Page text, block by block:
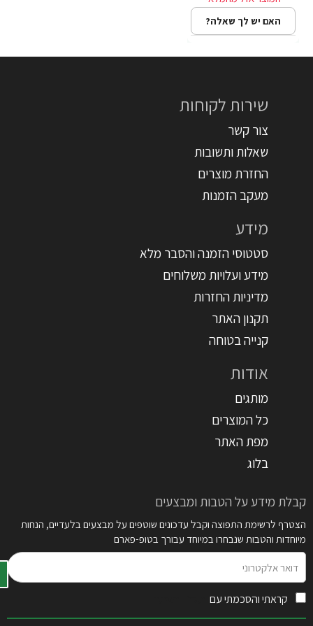
האם יש לך שאלה?
שירות לקוחות
צור קשר
שאלות ותשובות
החזרת מוצרים
מעקב הזמנות
מידע
סטטוסי הזמנה והסבר מלא
מידע ועלויות משלוחים
מדיניות החזרות
תקנון האתר
קנייה בטוחה
אודות
מותגים
כל המוצרים
מפת האתר
בלוג
קבלת מידע על הטבות ומבצעים
הצטרף לרשימת התפוצה וקבל עדכונים שוטפים על מבצעים בלעדיים, הנחות
מיוחדות והטבות שנבחרו במיוחד עבורך בטופ-פארם
אלקטרוני
קראתי והסכמתי עם